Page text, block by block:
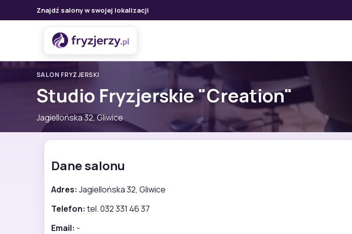
Znajdź salony w swojej lokalizacji
SALON FRYZJERSKI
Studio Fryzjerskie "Creation"
Jagiellońska 32, Gliwice
Dane salonu
Adres: Jagiellońska 32, Gliwice
Telefon: tel. 032 331 46 37
Email: -